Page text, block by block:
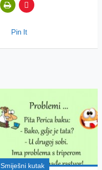
Pin It
Smiješni kutak